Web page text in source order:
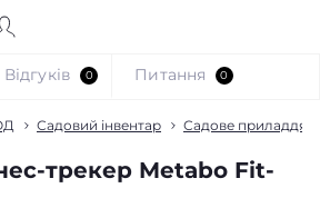
Садовий інвентар Садове приладдя
трекер Metabo Fit-
Відгуків 0 Питання 0